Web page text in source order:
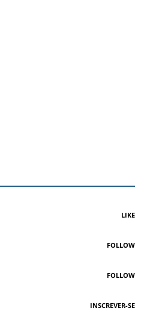
LIKE
FOLLOW
FOLLOW
INSCREVER-SE